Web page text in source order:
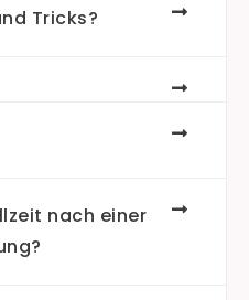
Tricks?
nach einer